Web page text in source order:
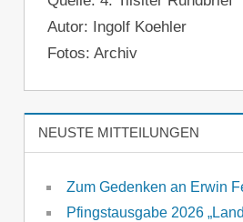
Autor: Ingolf Koehler
Fotos: Archiv
NEUSTE MITTEILUNGEN
Zum Gedenken an Erwin
Pfingstausgabe 2026